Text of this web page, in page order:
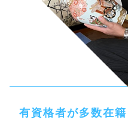
有資格者が多数在籍